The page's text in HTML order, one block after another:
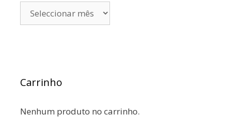
Carrinho
Nenhum produto no carrinho.